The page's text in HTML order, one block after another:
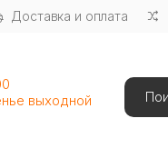
Доставка и оплата
выходной
Search